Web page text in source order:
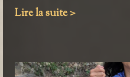
Lire la suite >